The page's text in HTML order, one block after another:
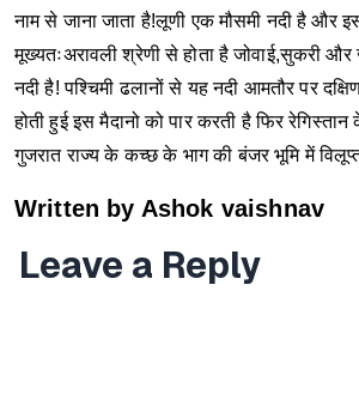
नाम से जाना जाता है!लूणी एक मौसमी नदी है और
मूख्यतःअरावली श्रेणी से होता है जोवाई,सुकरी
नदी है! पश्चिमी ढलानों से यह नदी आमतौर पर
होती हुई इस मैदानो को पार करती है फिर
गुजरात राज्य के कच्छ के भाग की बंजर भूमि में
Written by Ashok vaishnav
Leave a Reply